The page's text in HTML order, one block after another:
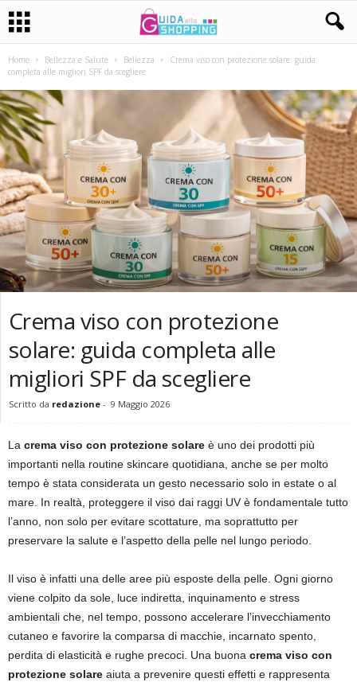
Home Bellezza e Salute Bellezza
Crema viso con protezione solare: guida
completa alle migliori SPF da scegliere
Crema viso con protezione
solare: guida completa alle
migliori SPF da scegliere
Scritto da redazione - 9 Maggio 2026
La crema viso con protezione solare è uno dei prodotti più
importanti nella routine skincare quotidiana, anche se per molto
tempo è stata considerata un gesto necessario solo in estate o al
mare. In realtà, proteggere il viso dai raggi UV è fondamentale tutto
l’anno, non solo per evitare scottature, ma soprattutto per
preservare la salute e l’aspetto della pelle nel lungo periodo.
Il viso è infatti una delle aree più esposte della pelle. Ogni giorno
viene colpito da sole, luce indiretta, inquinamento e stress
ambientali che, nel tempo, possono accelerare l’invecchiamento
cutaneo e favorire la comparsa di macchie, incarnato spento,
perdita di elasticità e rughe precoci. Una buona crema viso con
protezione solare aiuta a prevenire questi effetti e rappresenta